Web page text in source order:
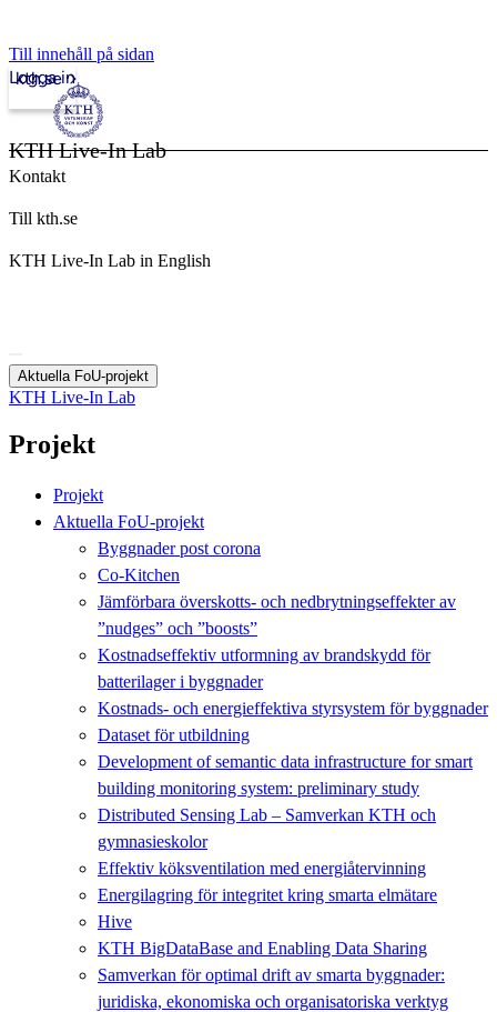
Till innehåll på sidan
kth.se
Logga in
KTH Live-In Lab
Kontakt
Till kth.se
KTH Live-In Lab in English
Aktuella FoU-projekt
KTH Live-In Lab
Projekt
Projekt
Aktuella FoU-projekt
Byggnader post corona
Co-Kitchen
Jämförbara överskotts- och nedbrytningseffekter av
”nudges” och ”boosts”
Kostnadseffektiv utformning av brandskydd för
batterilager i byggnader
Kostnads- och energieffektiva styrsystem för byggnader
Dataset för utbildning
Development of semantic data infrastructure for smart
building monitoring system: preliminary study
Distributed Sensing Lab – Samverkan KTH och
gymnasieskolor
Effektiv köksventilation med energiåtervinning
Energilagring för integritet kring smarta elmätare
Hive
KTH BigDataBase and Enabling Data Sharing
Samverkan för optimal drift av smarta byggnader:
juridiska, ekonomiska och organisatoriska verktyg